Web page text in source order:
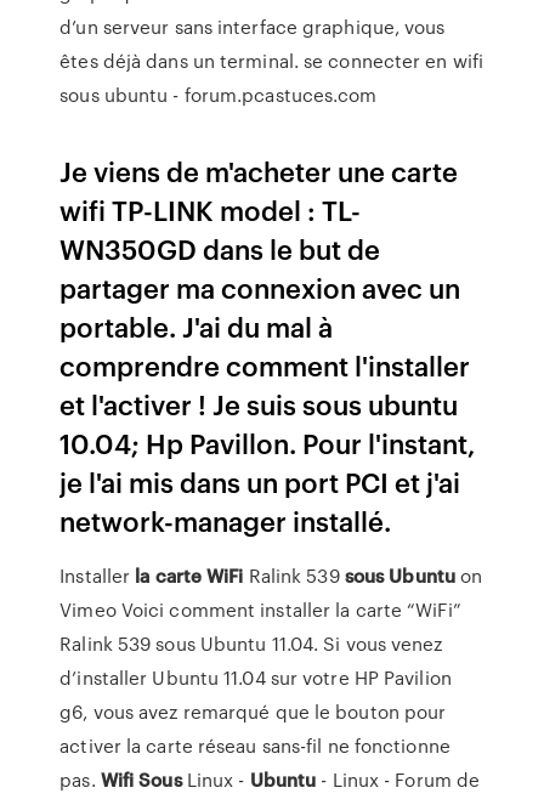
d’un serveur sans interface graphique, vous
êtes déjà dans un terminal. se connecter en wifi
sous ubuntu - forum.pcastuces.com
Je viens de m'acheter une carte
wifi TP-LINK model : TL-
WN350GD dans le but de
partager ma connexion avec un
portable. J'ai du mal à
comprendre comment l'installer
et l'activer ! Je suis sous ubuntu
10.04; Hp Pavillon. Pour l'instant,
je l'ai mis dans un port PCI et j'ai
network-manager installé.
Installer la carteWiFi Ralink 539sous Ubuntuon
Vimeo Voici comment installer la carte “WiFi”
Ralink 539 sous Ubuntu 11.04. Si vous venez
d’installer Ubuntu 11.04 sur votre HP Pavilion
g6, vous avez remarqué que le bouton pour
activer la carte réseau sans-fil ne fonctionne
pas. Wifi SousLinux - Ubuntu - Linux - Forum de